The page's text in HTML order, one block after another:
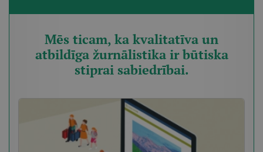
Mēs ticam, ka kvalitatīva un
atbildīga žurnālistika ir būtiska
stiprai sabiedrībai.